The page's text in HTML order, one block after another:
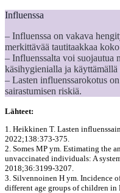
Influenssa
– Influenssa on vakava
merkittävää tautitaakkaa
– Influenssalta voi suojautua
käsihygienialla ja käyttämällä
– Lasten influenssarokotus
sairastumisen riskiä.
Lähteet:
1. Heikkinen T. Lasten
2022;138:373-375.
2. Somes MP ym. Estimating the
unvaccinated individuals: A
2018;36:3199-3207.
3. Silvennoinen H ym. Incidence
different age groups of children in